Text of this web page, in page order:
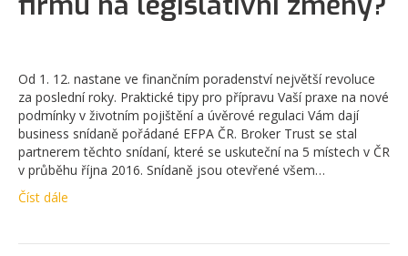
Od 1. 12. nastane ve finančním poradenství největší revoluce
za poslední roky. Praktické tipy pro přípravu Vaší praxe na nové
podmínky v životním pojištění a úvěrové regulaci Vám dají
business snídaně pořádané EFPA ČR. Broker Trust se stal
partnerem těchto snídaní, které se uskuteční na 5 místech v ČR
v průběhu října 2016. Snídaně jsou otevřené všem…
Číst dále